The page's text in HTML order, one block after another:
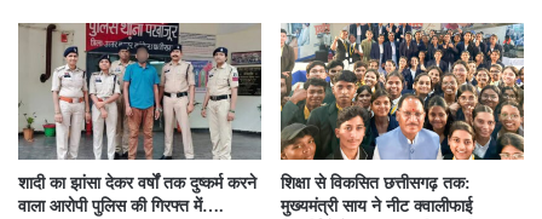
शादी का झांसा देकर वर्षों तक दुष्कर्म करने
वाला आरोपी पुलिस की गिरफ्त में….
शिक्षा से विकसित छत्तीसगढ़ तक:
मुख्यमंत्री साय ने नीट क्वालीफाई